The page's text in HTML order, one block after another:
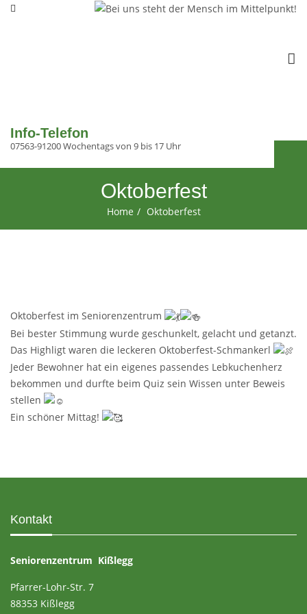
Info-Telefon
07563-91200 Wochentags von 9 bis 17 Uhr
Oktoberfest
Home Oktoberfest
Oktoberfest im Seniorenzentrum
Bei bester Stimmung wurde geschunkelt, gelacht und getanzt.
Das Highligt waren die leckeren Oktoberfest-Schmankerl
Jeder Bewohner hat ein eigenes passendes Lebkuchenherz
bekommen und durfte beim Quiz sein Wissen unter Beweis
stellen
Ein schöner Mittag!
Kontakt
Seniorenzentrum Kißlegg
Pfarrer-Lohr-Str. 7
88353 Kißlegg